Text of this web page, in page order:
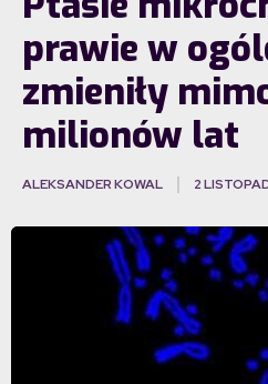
prawie w
zmieniły
milionów lat
ALEKSANDER KOWAL 2